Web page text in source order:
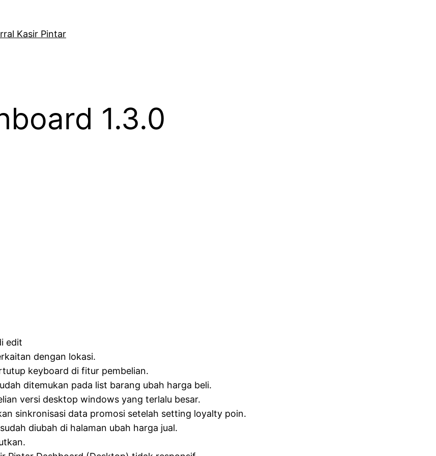
Kasir Pintar
1.3.0
edit
dengan lokasi.
keyboard di fitur pembelian.
ditemukan pada list barang ubah harga beli.
versi desktop windows yang terlalu besar.
sinkronisasi data promosi setelah setting loyalty poin.
diubah di halaman ubah harga jual.